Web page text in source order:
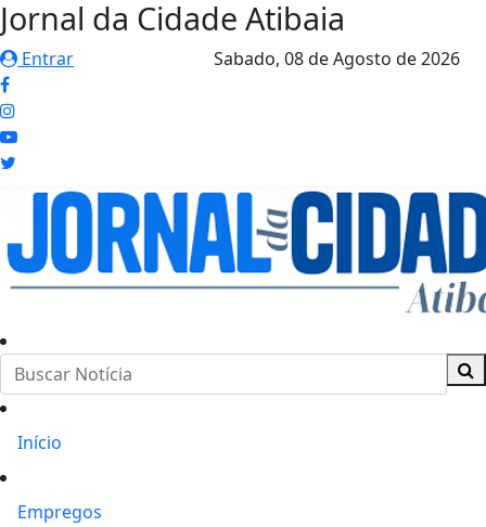
Jornal da Cidade Atibaia
Entrar Sabado, 08 de Agosto de 2026
Início
Empregos